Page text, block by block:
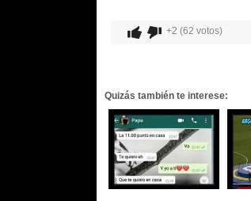
+2 (62 votos)
Quizás también te interese: